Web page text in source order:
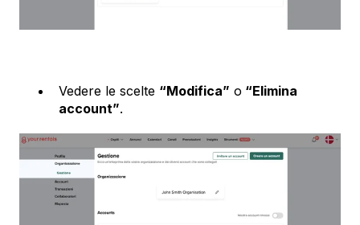
Vedere le scelte “Modifica” o “Elimina
account”.